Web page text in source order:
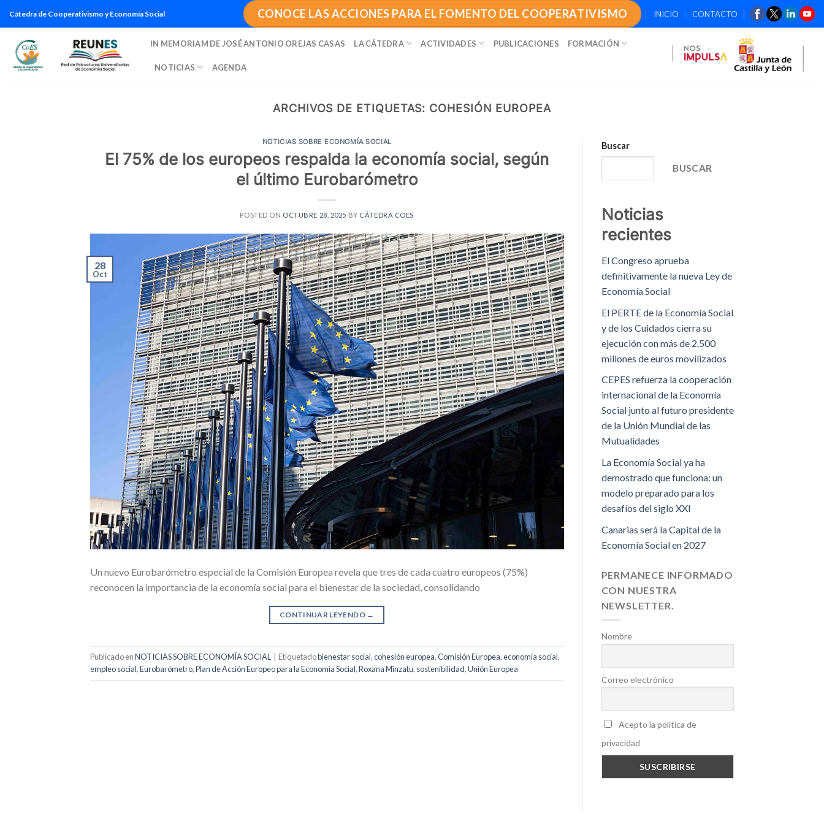
contenido
Cátedra de Cooperativismo y Economía Social CONOCE LAS ACCIONES PARA EL FOMENTO DEL COOPERATIVISMO INICIO CONTACTO
IN MEMORIAM DE JOSÉ ANTONIO OREJAS CASAS LA CÁTEDRA ACTIVIDADES PUBLICACIONES FORMACIÓN
NOTICIAS AGENDA
ARCHIVOS DE ETIQUETAS: COHESIÓN EUROPEA
NOTICIAS SOBRE ECONOMÍA SOCIAL
El 75% de los europeos respalda la economía social, según
el último Eurobarómetro
POSTED ON OCTUBRE 28, 2025 BY CÁTEDRA COES
28
Oct
Un nuevo Eurobarómetro especial de la Comisión Europea revela que tres de cada cuatro europeos (75%)
reconocen la importancia de la economía social para el bienestar de la sociedad, consolidando
CONTINUAR LEYENDO →
Publicado enNOTICIAS SOBRE ECONOMÍA SOCIAL Etiquetadobienestar social,cohesión europea,Comisión Europea,economía social,
empleo social,Eurobarómetro,Plan de Acción Europeo para la Economía Social,Roxana Mînzatu, sostenibilidad,Unión Europea
Buscar
BUSCAR
Noticias
recientes
El Congreso aprueba
definitivamente la nueva Ley de
Economía Social
El PERTE de la Economía Social
y de los Cuidados cierra su
ejecución con más de 2.500
millones de euros movilizados
CEPES refuerza la cooperación
internacional de la Economía
Social junto al futuro presidente
de la Unión Mundial de las
Mutualidades
La Economía Social ya ha
demostrado que funciona: un
modelo preparado para los
desafíos del siglo XXI
Canarias será la Capital de la
Economía Social en 2027
PERMANECE INFORMADO
CON NUESTRA
NEWSLETTER.
Nombre
Correo electrónico
Acepto la política de
privacidad